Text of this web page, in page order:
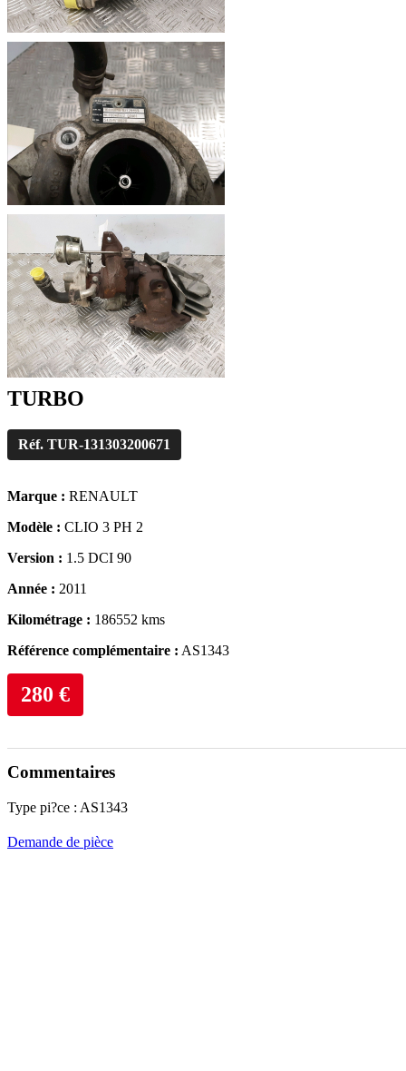
TURBO
Réf. TUR-131303200671
Marque : RENAULT
Modèle : CLIO 3 PH 2
Version : 1.5 DCI 90
Année : 2011
Kilométrage : 186552 kms
Référence complémentaire : AS1343
280 €
Commentaires
Type pi?ce : AS1343
Demande de pièce